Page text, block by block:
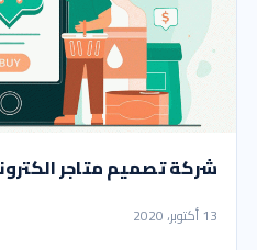
شركة تصميم متاجر
13 أكتوبر، 2020